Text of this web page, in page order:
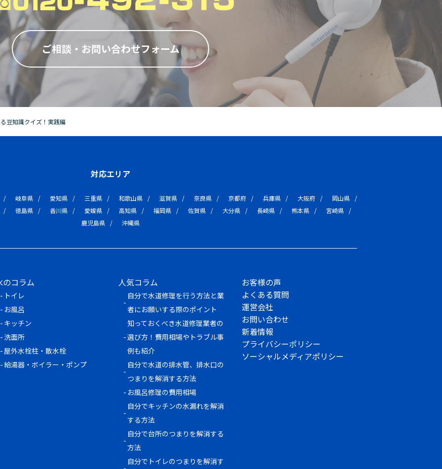
ご相談・お問い合わせフォーム
豆知識クイズ！実践編
対応エリア
岐阜県 愛知県 三重県 和歌山県 滋賀県 奈良県 京都府 兵庫県 大阪府
岡山県
徳島県
香川県 愛媛県 高知県 福岡県 佐賀県 大分県 長崎県 熊本県
宮崎県
鹿児島県
沖縄県
のコラム
トイレ
お風呂
キッチン
洗面所
屋外水栓柱・散水栓
給湯器・ボイラー・ポンプ
人気コラム
自分で水道修理を行う方法と業
者にお願いする際のポイント
知っておくべき水道修理業者の
選び方！費用相場やトラブル事
例も紹介
自分で水道の排水管、排水口の
つまりを解消する方法
お風呂修理の費用相場
自分でキッチンの水漏れを解消
する方法
自分で台所のつまりを解消する
方法
自分でトイレのつまりを解消す
お客様の声
よくある質問
運営会社
お問い合わせ
新着情報
プライバシーポリシー
ソーシャルメディアポリシー